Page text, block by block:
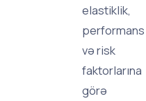
elastiklik,
performans
və risk
faktorlarına
görə